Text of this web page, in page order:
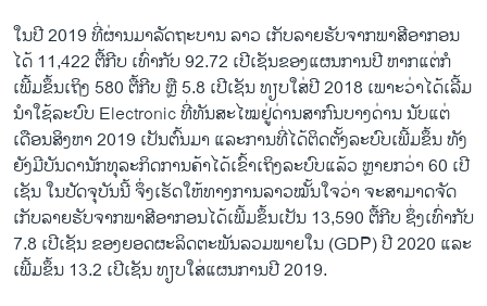
ໃນປີ 2019 ທີ່ຜ່ານມາລັດຖະບານ ລາວ ເກັບລາຍຮັບຈາກພາສີອາກອນ
ໄດ້ 11,422 ຕື້ກີບ ເທົ່າ​ກັບ 92.72 ເປີ​ເຊັນຂອງ​ແຜນ​ການ​ປີ ຫາກ​ແຕ່​ກໍ​
ເພີ້ມ​ຂຶ້ນ​ເຖິງ 580 ຕື້​ກີບ ຫຼື 5.8 ເປີ​ເຊັນ ທຽບ​ໃສ່​ປີ 2018 ເພາະ​ວ່າ​ໄດ້​ເລີ້ມ​
ນຳ​ໃຊ້​ລະ​ບົບ Electronic ທີ່​ທັນ​ສະ​ໄໝ​ຢູ່​ດ່ານ​ສາ​ກົນ​ບາງ​ດ່ານ ນັບ​ແຕ່​
ເດືອນ​ສິງ​ຫາ 2019 ເປັນ​ຕົ້ນ​ມາ ແລ​ະ​ການ​ທີ່​ໄດ້​ຕິດ​ຕັ້ງ​ລ​ະ​ບົບ​ເພີ້ມ​ຂຶ້ນ ທັງ​
ຍັງ​ມີບັນ​ດາ​ນັກ​ທຸ​ລະ​ກິດ​ການ​ຄ້າ​ໄດ້​ເຂົ້າ​ເຖິງ​ລະ​ບົບ​ແລ້ວ ຫຼາຍກວ່າ 60 ເປີ​
ເຊັນ ໃນ​ປັດ​ຈຸ​ບັນ​ນີ້ ຈຶ່ງ​ເຮັດ​ໃຫ້​ທາງ​ການ​ລາວ​ໝັ້ນ​ໃຈວ່າ ຈ​ະ​ສາ​ມາດ​ຈັດ​
ເກັບ​ລາຍ​ຮັບ​ຈາກພາ​ສີອ​າ​ກອນໄດ້​ເພີ້ມ​ຂຶ້ນເປັນ 13,590 ຕື້​ກີບ ຊຶ່ງ​ເທົ່າ​ກັບ
7.8 ເປີ​ເຊັນ ຂອງຍອດ​ຜະ​ລິດ​ຕະ​ພັນ​ລວມ​ພາຍ​ໃນ (GDP) ປີ 2020 ແລະ​
ເພີ້ມ​ຂຶ້ນ 13.2 ເປີ​ເຊັນ ທຽບ​ໃສ່​ແຜນ​ການ​ປີ 2019.